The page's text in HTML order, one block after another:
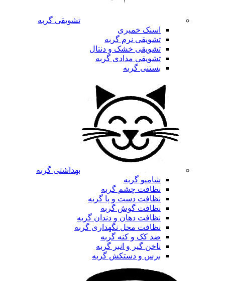
تشویقی گربه
اسنک خمیری
تشویقی نرم گربه
تشویقی خشک و دنتال
تشویقی مدادی گربه
بستنی گربه
بهداشتی گربه
شامپو گربه
نظافت چشم گربه
نظافت دست و پا گربه
نظافت گوش گربه
نظافت دهان و دندان گربه
نظافت محل نگهداری گربه
ضد کک و کنه گربه
ناخن گیر و انبر گربه
برس و دستکش گربه